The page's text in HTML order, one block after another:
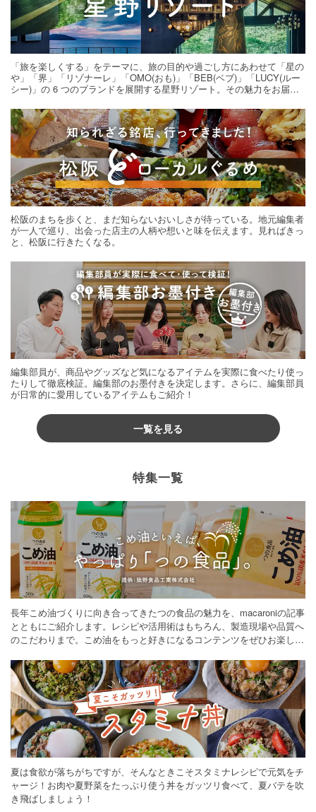
「旅を楽しくする」をテーマに、旅の目的や過ごし方にあわせて「星の
や」「界」「リゾナーレ」「OMO(おも)」「BEB(ベブ)」「LUCY(ルー
シー)」の 6 つのブランドを展開する星野リゾート。その魅力をお届け
松阪のまちを歩くと、まだ知らないおいしさが待っている。地元編集者
が一人で巡り、出会った店主の人柄や想いと味を伝えます。見ればきっ
と、松阪に行きたくなる。
編集部員が、商品やグッズなど気になるアイテムを実際に食べたり使っ
たりして徹底検証。編集部のお墨付きを決定します。さらに、編集部員
が日常的に愛用しているアイテムもご紹介！
一覧を見る
特集一覧
長年こめ油づくりに向き合ってきたつの食品の魅力を、macaroniの記事
とともにご紹介します。レシピや活用術はもちろん、製造現場や品質へ
のこだわりまで。こめ油をもっと好きになるコンテンツをぜひお楽しみ
夏は食欲が落ちがちですが、そんなときこそスタミナレシピで元気をチ
ャージ！お肉や夏野菜をたっぷり使う丼をガッツリ食べて、夏バテを吹
き飛ばしましょう！